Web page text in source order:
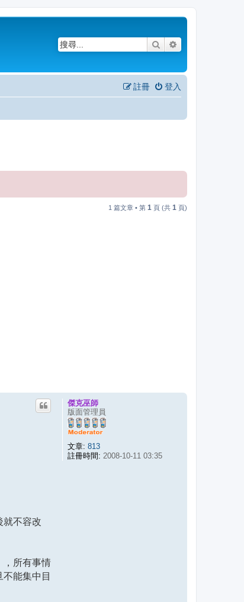
搜尋
登入
註冊
1 篇文章 • 第 1 頁 (共 1 頁)
傑克巫師
版面管理員
文章: 813
註冊時間: 2008-10-11 03:35
就不容改
，所有事情
能集中目